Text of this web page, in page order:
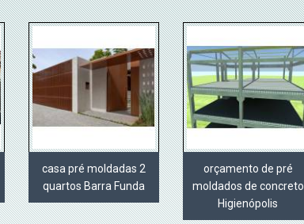
casa pré moldadas 2
quartos Barra Funda
orçamento de pré
moldados de concreto
Higienópolis